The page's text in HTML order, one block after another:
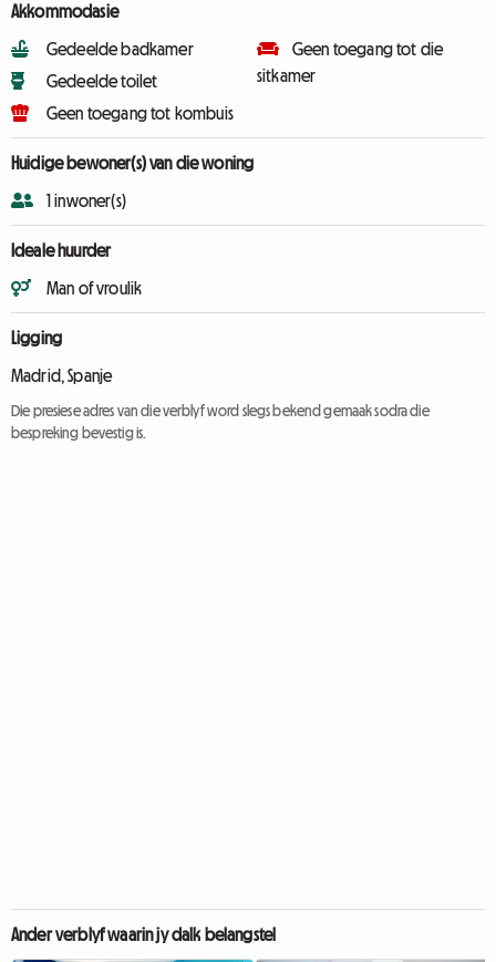
Akkommodasie
Gedeelde badkamer
Gedeelde toilet
Geen toegang tot kombuis
Geen toegang tot die
sitkamer
Huidige bewoner(s) van die woning
1 inwoner(s)
Ideale huurder
Man of vroulik
Ligging
Madrid, Spanje
Die presiese adres van die verblyf word slegs bekend gemaak sodra die
bespreking bevestig is.
Ander verblyf waarin jy dalk belangstel